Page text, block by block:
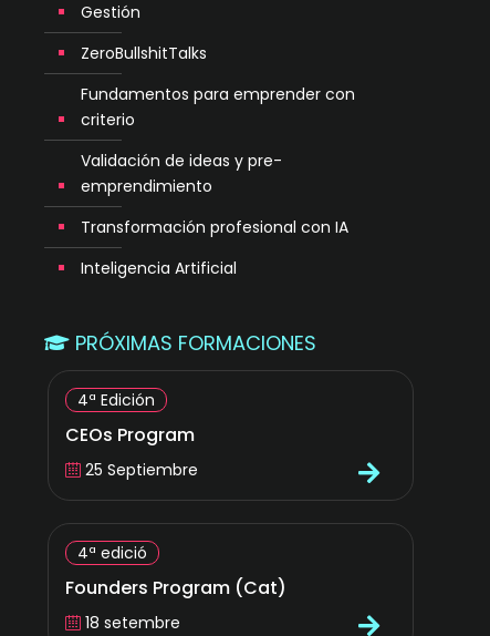
Gestión
ZeroBullshitTalks
Fundamentos para emprender con
criterio
Validación de ideas y pre-
emprendimiento
Transformación profesional con IA
Inteligencia Artificial
PRÓXIMAS FORMACIONES
4ª Edición
CEOs Program
25 Septiembre
4ª edició
Founders Program (Cat)
18 setembre